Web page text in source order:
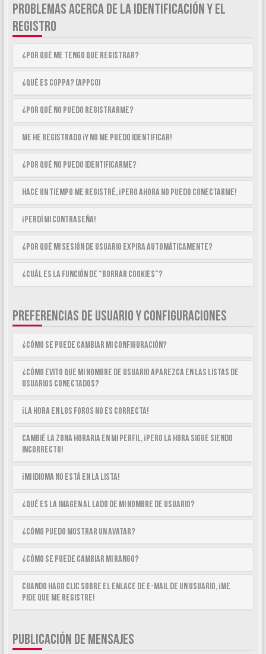
PROBLEMAS ACERCA DE LA IDENTIFICACIÓN Y EL
REGISTRO
¿Por qué me tengo que registrar?
¿Qué es COPPA? (APPCO)
¿Por qué no puedo registrarme?
Me he registrado ¡y no me puedo identificar!
¿Por qué no puedo identificarme?
Hace un tiempo me registré, ¡pero ahora no puedo conectarme!
¡Perdí mi contraseña!
¿Por qué mi sesión de usuario expira automáticamente?
¿Cuál es la función de “Borrar cookies”?
PREFERENCIAS DE USUARIO Y CONFIGURACIONES
¿Cómo se puede cambiar mi configuración?
¿Cómo evito que mi nombre de usuario aparezca en las listas de
usuarios conectados?
¡La hora en los foros no es correcta!
Cambié la zona horaria en mi perfil, ¡pero la hora sigue siendo
incorrecto!
¡Mi idioma no está en la lista!
¿Qué es la imagen al lado de mi nombre de usuario?
¿Cómo puedo mostrar un avatar?
¿Cómo se puede cambiar mi rango?
Cuando hago clic sobre el enlace de e-mail de un usuario, ¡me
pide que me registre!
PUBLICACIÓN DE MENSAJES